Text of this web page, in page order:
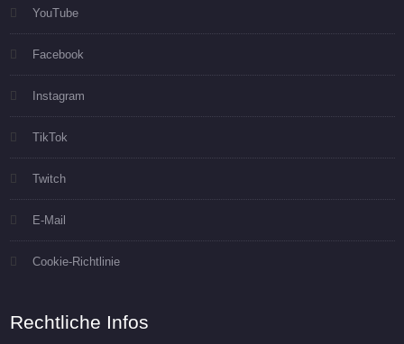
YouTube
Facebook
Instagram
TikTok
Twitch
E-Mail
Cookie-Richtlinie
Rechtliche Infos